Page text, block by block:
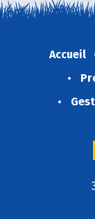
Accueil